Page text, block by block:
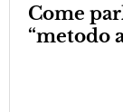
Come parlare con i clienti? Il
“metodo